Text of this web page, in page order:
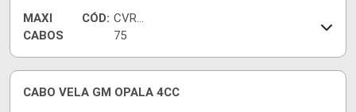
MAXI
CABOS
CÓD: CVRG
75
CABO VELA GM OPALA 4CC